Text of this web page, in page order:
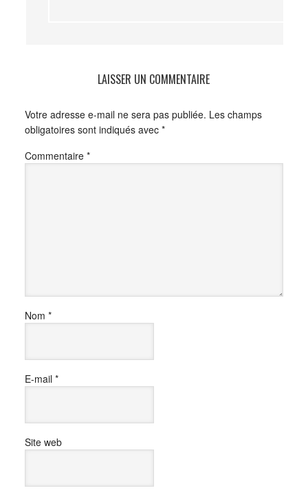
LAISSER UN COMMENTAIRE
Votre adresse e-mail ne sera pas publiée. Les champs
obligatoires sont indiqués avec *
Commentaire *
Nom *
E-mail *
Site web